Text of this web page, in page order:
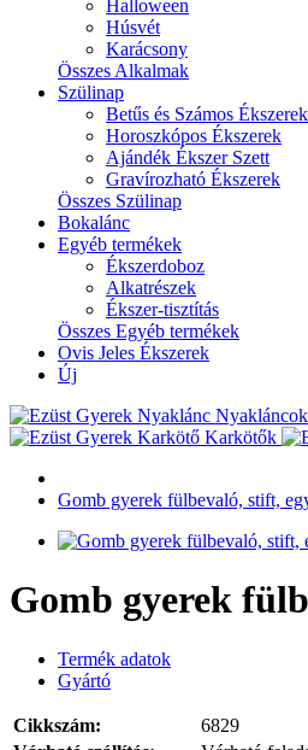
Halloween
Húsvét
Karácsony
Összes Alkalmak
Szülinap
Betűs és Számos Ékszerek
Horoszkópos Ékszerek
Ajándék Ékszer Szett
Gravírozható Ékszerek
Összes Szülinap
Bokalánc
Egyéb termékek
Ékszerdoboz
Alkatrészek
Ékszer-tisztítás
Összes Egyéb termékek
Ovis Jeles Ékszerek
Új
Nyakláncok
Karkötők
Gomb gyerek fülbevaló, stift,
Gomb gyerek
Termék adatok
Gyártó
Cikkszám:
6829